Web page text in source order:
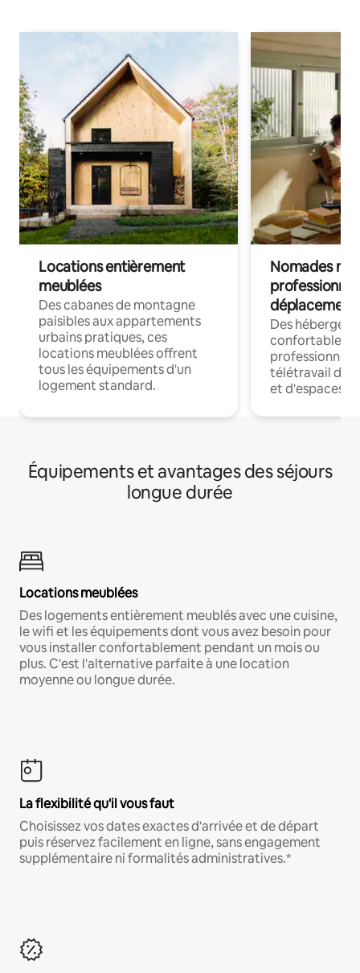
Locations entièrement
meublées
Des cabanes de montagne
paisibles aux appartements
urbains pratiques, ces
locations meublées offrent
tous les équipements d'un
logement standard.
Nomades
déplacement
Des
confortables
professionnels
télétravail
et d'espaces
Équipements et avantages des séjours
longue durée
Locations meublées
Des logements entièrement meublés avec une cuisine,
le wifi et les équipements dont vous avez besoin pour
vous installer confortablement pendant un mois ou
plus. C'est l'alternative parfaite à une location
moyenne ou longue durée.
La flexibilité qu'il vous faut
Choisissez vos dates exactes d'arrivée et de départ
puis réservez facilement en ligne, sans engagement
supplémentaire ni formalités administratives.*